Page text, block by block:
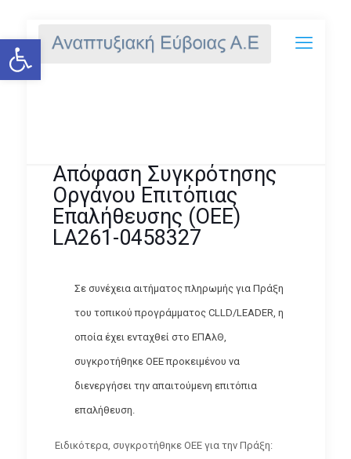
Ανοίξτε τη γραμμή εργαλείων
Απόφαση Συγκρότησης
Οργάνου Επιτόπιας
Επαλήθευσης (ΟΕΕ)
LA261-0458327
Σε συνέχεια αιτήματος πληρωμής για Πράξη
του τοπικού προγράμματος CLLD/LEADER, η
οποία έχει ενταχθεί στο ΕΠΑλΘ,
συγκροτήθηκε ΟΕΕ προκειμένου να
διενεργήσει την απαιτούμενη επιτόπια
επαλήθευση.
Ειδικότερα, συγκροτήθηκε ΟΕΕ για την Πράξη: